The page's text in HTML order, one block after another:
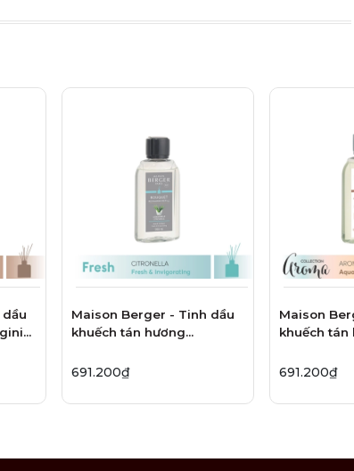
Maison Berger - Tinh dầu
khuếch tán hương
691.200₫
Maison
khuếch tán
691.200₫